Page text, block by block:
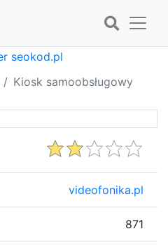
Kiosk samoobsługowy
videofonika.pl
871